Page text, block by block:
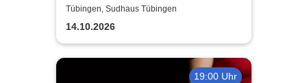
Ray Cooper & Al Scott - The
Song goes on Tour 2026
Tübingen, Sudhaus Tübingen
14.10.2026
19:00 Uhr